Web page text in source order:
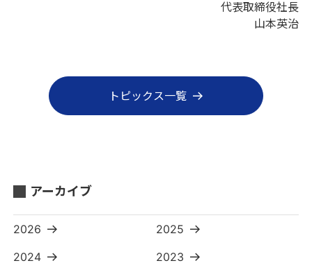
代表取締役社長
山本英治
トピックス一覧
アーカイブ
2026
2025
2024
2023